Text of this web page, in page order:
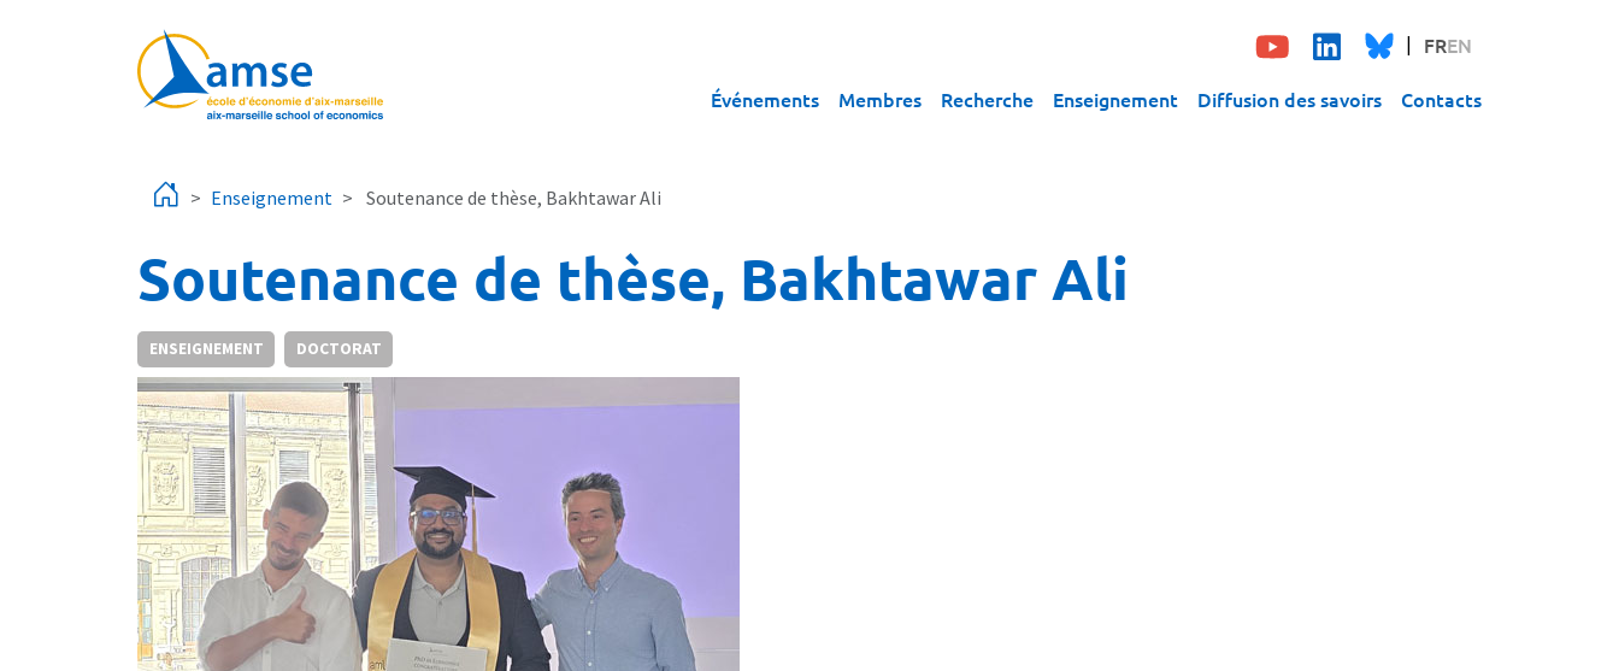
FREN
Événements Membres Recherche Enseignement Diffusion des savoirs Contacts
Enseignement Soutenance de thèse, Bakhtawar Ali
Soutenance de thèse, Bakhtawar Ali
ENSEIGNEMENT DOCTORAT